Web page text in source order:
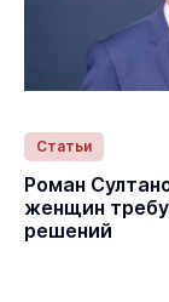
Статьи
Роман
женщин
решений